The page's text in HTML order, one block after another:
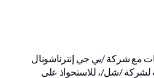
مع شركة /بي جي إنترناشونال
لشركة /شل/، للاستحواذ على